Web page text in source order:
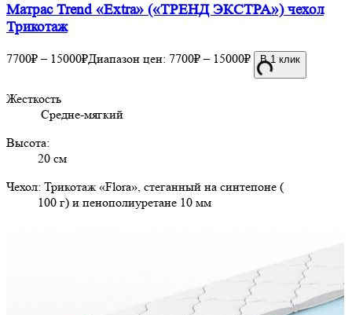
Матрас Trend «Extra» («ТРЕНД ЭКСТРА») чехол
Трикотаж
7700₽ – 15000₽Диапазон цен: 7700₽ – 15000₽ В 1 клик
Жесткость
Средне-мягкий
Высота:
20 см
Чехол: Трикотаж «Flora», стеганный на синтепоне (
100 г) и пенополиуретане 10 мм